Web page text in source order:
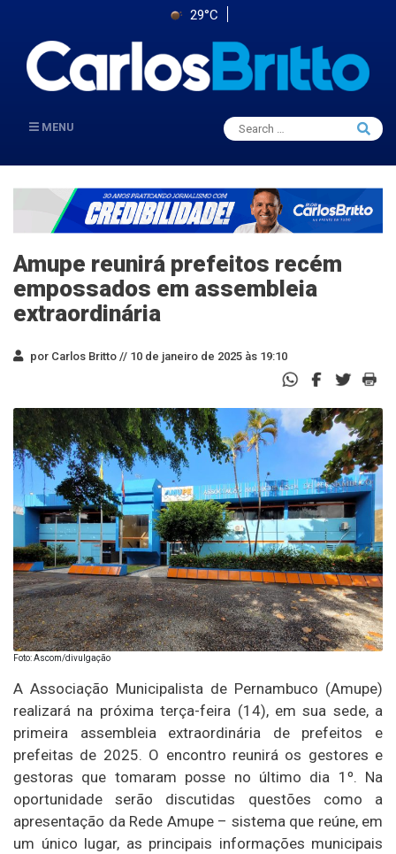
29°C
MENU
Search
for:
Search
Amupe reunirá prefeitos recém
empossados em assembleia
extraordinária
por Carlos Britto // 10 de janeiro de 2025 às 19:10
Foto: Ascom/divulgação
A Associação Municipalista de Pernambuco (Amupe)
realizará na próxima terça-feira (14), em sua sede, a
primeira assembleia extraordinária de prefeitos e
prefeitas de 2025. O encontro reunirá os gestores e
gestoras que tomaram posse no último dia 1º. Na
oportunidade serão discutidas questões como a
apresentação da Rede Amupe – sistema que reúne, em
um único lugar, as principais informações municipais